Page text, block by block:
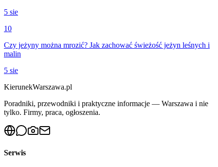
5 sie
10
Czy jeżyny można mrozić? Jak zachować świeżość jeżyn leśnych i
malin
5 sie
KierunekWarszawa.pl
Poradniki, przewodniki i praktyczne informacje — Warszawa i nie
tylko. Firmy, praca, ogłoszenia.
Serwis